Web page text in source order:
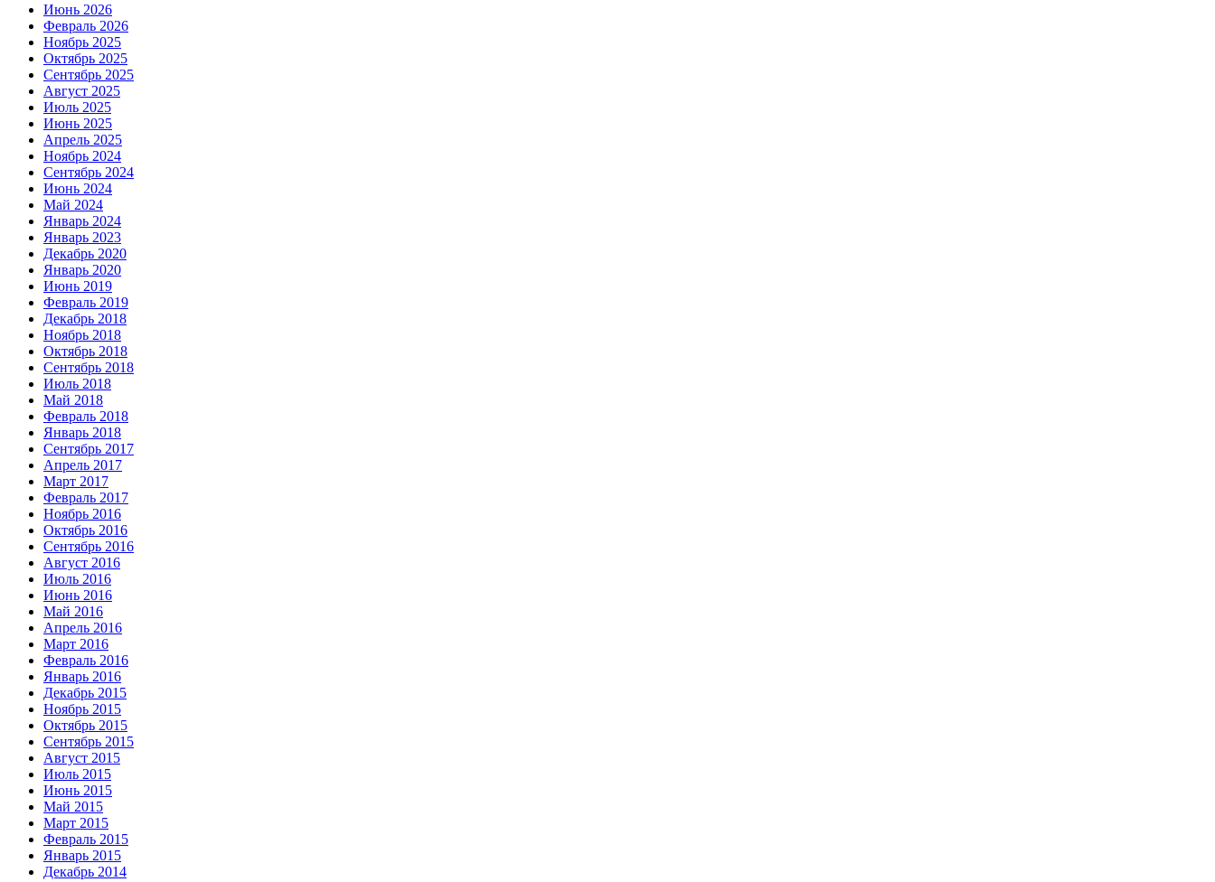
Июнь 2026
Февраль 2026
Ноябрь 2025
Октябрь 2025
Сентябрь 2025
Август 2025
Июль 2025
Июнь 2025
Апрель 2025
Ноябрь 2024
Сентябрь 2024
Июнь 2024
Май 2024
Январь 2024
Январь 2023
Декабрь 2020
Январь 2020
Июнь 2019
Февраль 2019
Декабрь 2018
Ноябрь 2018
Октябрь 2018
Сентябрь 2018
Июль 2018
Май 2018
Февраль 2018
Январь 2018
Сентябрь 2017
Апрель 2017
Март 2017
Февраль 2017
Ноябрь 2016
Октябрь 2016
Сентябрь 2016
Август 2016
Июль 2016
Июнь 2016
Май 2016
Апрель 2016
Март 2016
Февраль 2016
Январь 2016
Декабрь 2015
Ноябрь 2015
Октябрь 2015
Сентябрь 2015
Август 2015
Июль 2015
Июнь 2015
Май 2015
Март 2015
Февраль 2015
Январь 2015
Декабрь 2014